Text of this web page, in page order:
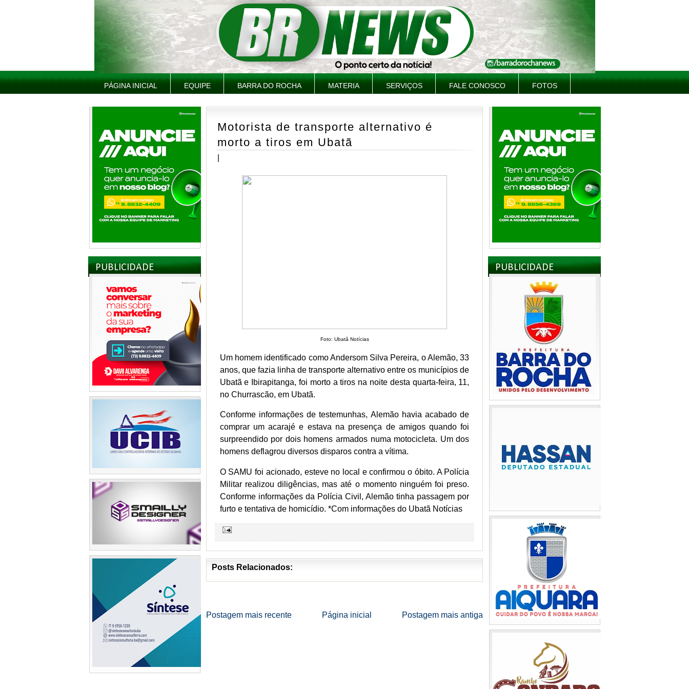
PÁGINA INICIAL EQUIPE BARRA DO ROCHA MATERIA SERVIÇOS FALE CONOSCO FOTOS
PUBLICIDADE
Motorista de transporte alternativo é
morto a tiros em Ubatã
Foto: Ubatã Notícias
Um homem identificado como Andersom Silva Pereira, o Alemão, 33
anos, que fazia linha de transporte alternativo entre os municípios de
Ubatã e Ibirapitanga, foi morto a tiros na noite desta quarta-feira, 11,
no Churrascão, em Ubatã.
Conforme informações de testemunhas, Alemão havia acabado de
comprar um acarajé e estava na presença de amigos quando foi
surpreendido por dois homens armados numa motocicleta. Um dos
homens deflagrou diversos disparos contra a vítima.
O SAMU foi acionado, esteve no local e confirmou o óbito. A Polícia
Militar realizou diligências, mas até o momento ninguém foi preso.
Conforme informações da Polícia Civil, Alemão tinha passagem por
furto e tentativa de homicídio. *Com informações do Ubatã Notícias
Posts Relacionados:
Postagem mais recente Postagem mais antiga
Página inicial
PUBLICIDADE